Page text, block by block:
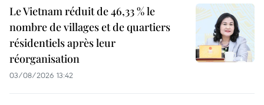
Le Vietnam réduit de 46,33 % le
nombre de villages et de quartiers
résidentiels après leur
réorganisation
03/08/2026 13:42